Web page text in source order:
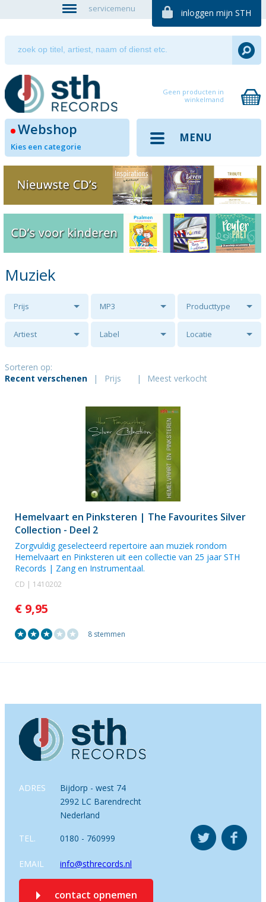
servicemenu inloggen mijn STH
Geen producten in
winkelmand
Webshop
Kies een categorie
MENU
Muziek
Prijs MP3 Producttype
Artiest Label Locatie
Sorteren op:
Recent verschenen
| Prijs | Meest verkocht
Hemelvaart en Pinksteren | The Favourites Silver
Collection - Deel 2
Zorgvuldig geselecteerd repertoire aan muziek rondom
Hemelvaart en Pinksteren uit een collectie van 25 jaar STH
Records | Zang en Instrumentaal.
CD | 1410202
€ 9,95
8 stemmen
ADRES
Bijdorp - west 74
2992 LC Barendrecht
Nederland
TEL. 0180 - 760999
EMAIL info@sthrecords.nl
contact opnemen